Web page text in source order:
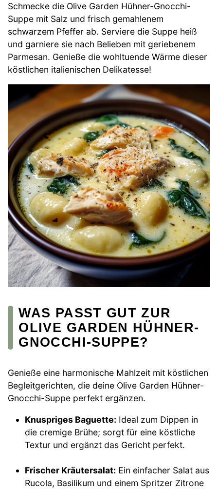
Schmecke die Olive Garden Hühner-Gnocchi-
Suppe mit Salz und frisch gemahlenem
schwarzem Pfeffer ab. Serviere die Suppe heiß
und garniere sie nach Belieben mit geriebenem
Parmesan. Genieße die wohltuende Wärme dieser
köstlichen italienischen Delikatesse!
WAS PASST GUT ZUR
OLIVE GARDEN HÜHNER-
GNOCCHI-SUPPE?
Genieße eine harmonische Mahlzeit mit köstlichen
Begleitgerichten, die deine Olive Garden Hühner-
Gnocchi-Suppe perfekt ergänzen.
Knuspriges Baguette: Ideal zum Dippen in
die cremige Brühe; sorgt für eine köstliche
Textur und ergänzt das Gericht perfekt.
Frischer Kräutersalat: Ein einfacher Salat aus
Rucola, Basilikum und einem Spritzer Zitrone